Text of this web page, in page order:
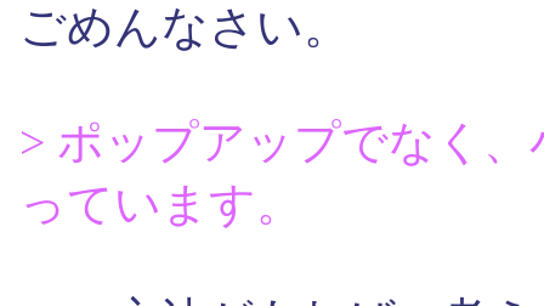
ごめんなさい。
> ポップアップでなく
っています。